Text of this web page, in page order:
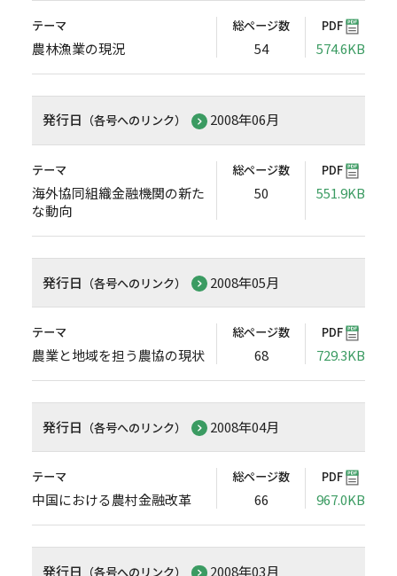
テーマ
農林漁業の現況
総ページ数
54
PDF
574.6KB
発行日 （各号へのリンク） 2008年06月
テーマ
海外協同組織金融機関の新た
な動向
総ページ数
50
PDF
551.9KB
発行日 （各号へのリンク） 2008年05月
テーマ
農業と地域を担う農協の現状
総ページ数
68
PDF
729.3KB
発行日 （各号へのリンク） 2008年04月
テーマ
中国における農村金融改革
総ページ数
66
PDF
967.0KB
発行日 （各号へのリンク） 2008年03月